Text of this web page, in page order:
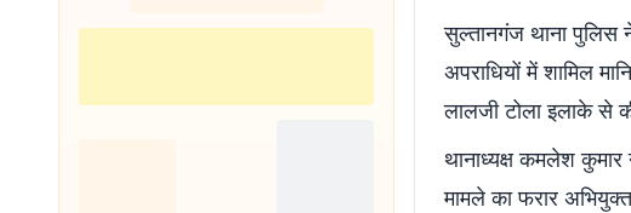
सुल्तानगंज थाना पुलिस
अपराधियों में शामिल
लालजी टोला इलाके से
थानाध्यक्ष कमलेश
मामले का फरार